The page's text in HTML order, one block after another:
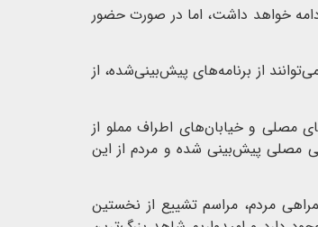
انقلاب درباره ادامه برنامه وداع اظهار کرد: مراسم وداع تا ساعت ۲۰ روز چهاردهم ادامه خواهد داشت، اما در صورت حضور
از برنامه‌های پیش‌بینی‌شده، از
مصلی و خیابان‌های اطراف مملو از
مصلی پیش‌بینی شده و مردم از این
مردم، مراسم تشییع از نخستین